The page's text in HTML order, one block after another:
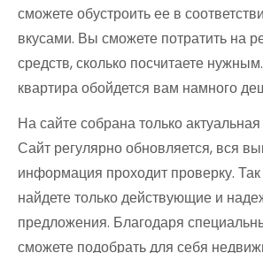
сможете обустроить ее в
вкусами. Вы сможете потратить на
средств, сколько посчитаете
квартира обойдется вам намного
На сайте собрана только
Сайт регулярно обновляется, вся
информация проходит проверку. Так
найдете только действующие и
предложения. Благодаря
сможете подобрать для себя